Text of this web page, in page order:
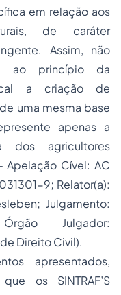
em relação aos
de caráter
Assim, não
ao princípio da
a criação de
uma mesma base
apenas a
dos agricultores
Apelação Cível: AC
9; Relator(a):
Julgamento:
Julgador:
Direito Civil).
apresentados,
os SINTRAF’S